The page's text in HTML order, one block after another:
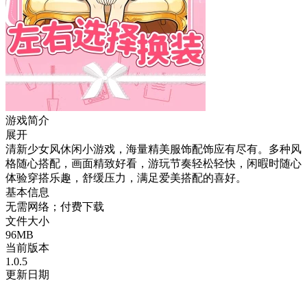
游戏简介
展开
清新少女风休闲小游戏，海量精美服饰配饰应有尽有。多种风
格随心搭配，画面精致好看，游玩节奏轻松轻快，闲暇时随心
体验穿搭乐趣，舒缓压力，满足爱美搭配的喜好。
基本信息
无需网络；付费下载
文件大小
96MB
当前版本
1.0.5
更新日期